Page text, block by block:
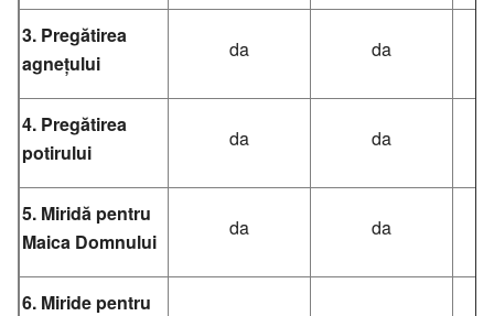
3. Pregătirea
agnețului
da da
4. Pregătirea
potirului
da da
5. Miridă pentru
Maica Domnului
da da
6. Miride pentru